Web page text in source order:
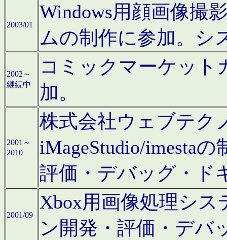
2003/01
Windows用顔画像撮
ムの制作に参加。シ
2002～
継続中
コミックマーケット
加。
2001～
2010
株式会社ウェブテク
iMageStudio/imesta
評価・デバッグ・ド
2001/09
Xbox用画像処理シ
ン開発・評価・デバ